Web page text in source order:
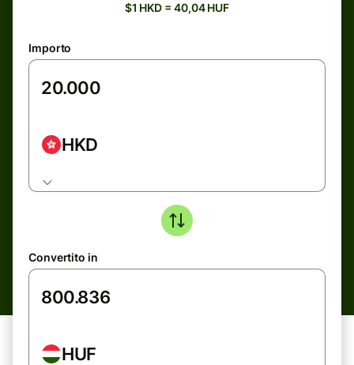
$1 HKD = 40,04 HUF
Importo
HKD
Convertito in
HUF